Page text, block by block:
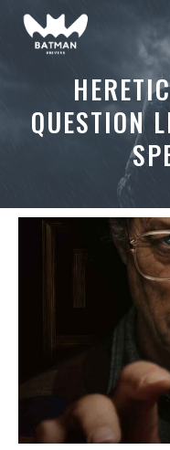
Aller
QUESTION